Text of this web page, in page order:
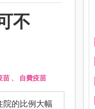
不
苗、 自費疫苗
院的比例大幅